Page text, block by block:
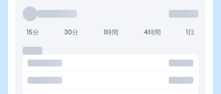
15分 30分 1時間 4時間 1日